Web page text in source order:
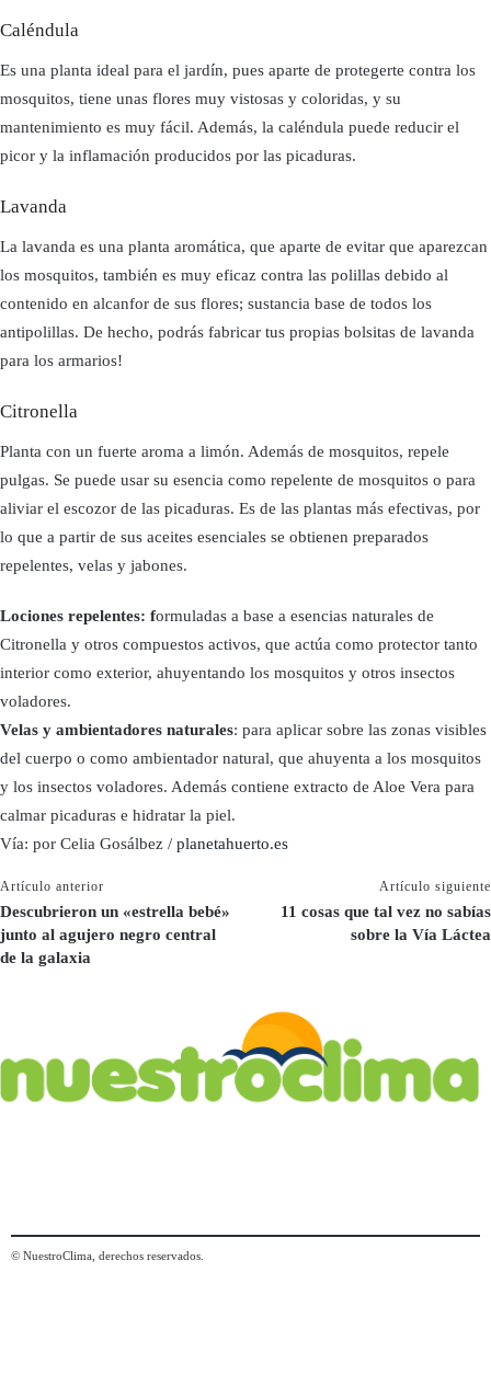
Caléndula
Es una planta ideal para el jardín, pues aparte de protegerte contra los
mosquitos, tiene unas flores muy vistosas y coloridas, y su
mantenimiento es muy fácil. Además, la caléndula puede reducir el
picor y la inflamación producidos por las picaduras.
Lavanda
La lavanda es una planta aromática, que aparte de evitar que aparezcan
los mosquitos, también es muy eficaz contra las polillas debido al
contenido en alcanfor de sus flores; sustancia base de todos los
antipolillas. De hecho, podrás fabricar tus propias bolsitas de lavanda
para los armarios!
Citronella
Planta con un fuerte aroma a limón. Además de mosquitos, repele
pulgas. Se puede usar su esencia como repelente de mosquitos o para
aliviar el escozor de las picaduras. Es de las plantas más efectivas, por
lo que a partir de sus aceites esenciales se obtienen preparados
repelentes, velas y jabones.
Lociones repelentes: formuladas a base a esencias naturales de
Citronella y otros compuestos activos, que actúa como protector tanto
interior como exterior, ahuyentando los mosquitos y otros insectos
voladores.
Velas y ambientadores naturales: para aplicar sobre las zonas visibles
del cuerpo o como ambientador natural, que ahuyenta a los mosquitos
y los insectos voladores. Además contiene extracto de Aloe Vera para
calmar picaduras e hidratar la piel.
Vía: por Celia Gosálbez / planetahuerto.es
Artículo anterior
Descubrieron un «estrella bebé»
junto al agujero negro central
de la galaxia
Artículo siguiente
11 cosas que tal vez no sabías
sobre la Vía Láctea
© NuestroClima, derechos reservados.